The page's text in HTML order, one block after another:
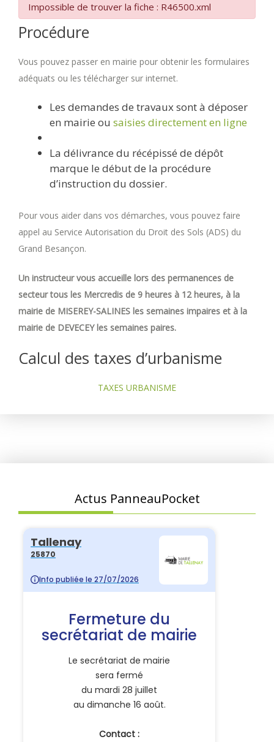
Impossible de trouver la fiche : R46500.xml
Procédure
Vous pouvez passer en mairie pour obtenir les formulaires
adéquats ou les télécharger sur internet.
Les demandes de travaux sont à déposer
en mairie ou saisies directement en ligne
La délivrance du récépissé de dépôt
marque le début de la procédure
d’instruction du dossier.
Pour vous aider dans vos démarches, vous pouvez faire
appel au Service Autorisation du Droit des Sols (ADS) du
Grand Besançon.
Un instructeur vous accueille lors des permanences de
secteur tous les Mercredis de 9 heures à 12 heures, à la
mairie de MISEREY-SALINES les semaines impaires et à la
mairie de DEVECEY les semaines paires.
Calcul des taxes d’urbanisme
TAXES URBANISME
Actus PanneauPocket